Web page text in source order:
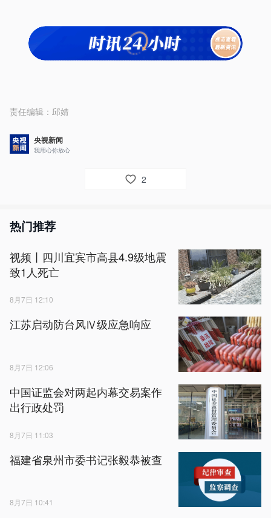
责任编辑： 邱婧
央视新闻
我用心你放心
2
热门推荐
视频丨四川宜宾市高县4.9级地震
致1人死亡
8月7日 12:10
江苏启动防台风Ⅳ级应急响应
8月7日 12:06
中国证监会对两起内幕交易案作
出行政处罚
8月7日 11:03
福建省泉州市委书记张毅恭被查
8月7日 10:41